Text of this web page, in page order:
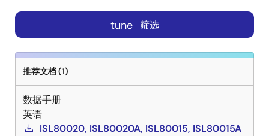
tune 筛选
推荐文档 (1)
数据手册
英语
ISL80020, ISL80020A, ISL80015, ISL80015A